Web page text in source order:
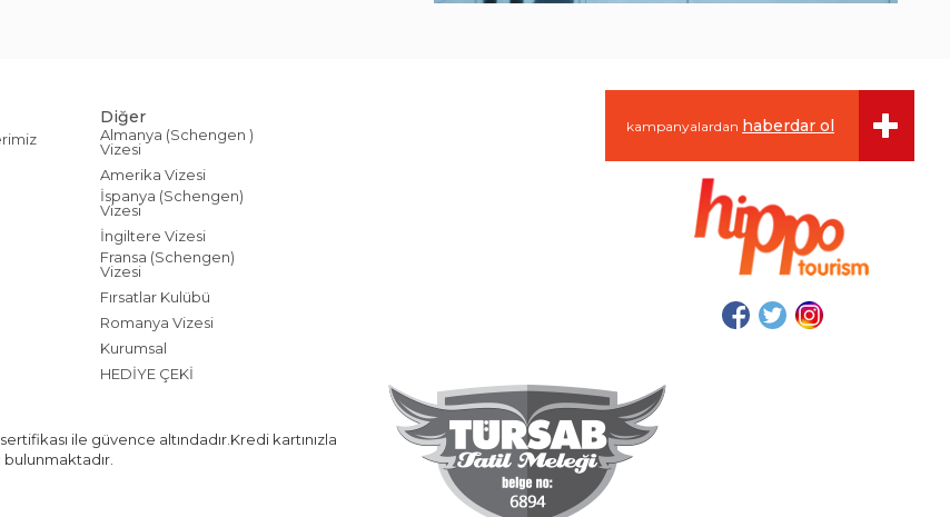
kampanyalardan haberdar ol
Diğer
Almanya (Schengen )
Vizesi
Amerika Vizesi
İspanya (Schengen)
Vizesi
İngiltere Vizesi
Fransa (Schengen)
Vizesi
Fırsatlar Kulübü
Romanya Vizesi
Kurumsal
HEDİYE ÇEKİ
ile güvence altındadır.Kredi kartınızla
bulunmaktadır.